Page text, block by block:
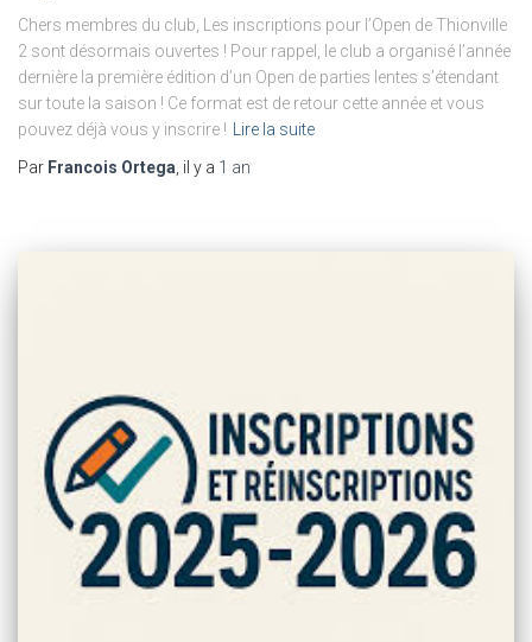
Chers membres du club, Les inscriptions pour l’Open de Thionville
2 sont désormais ouvertes ! Pour rappel, le club a organisé l’année
dernière la première édition d’un Open de parties lentes s’étendant
sur toute la saison ! Ce format est de retour cette année et vous
pouvez déjà vous y inscrire !
Lire la suite
Par Francois Ortega , il y a 1 an